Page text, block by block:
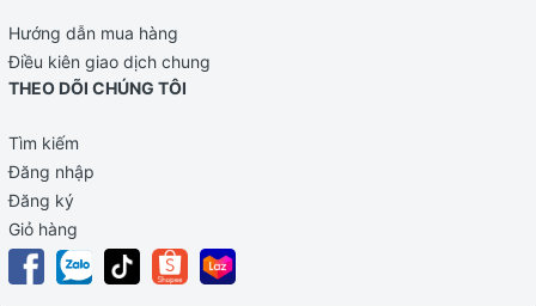
Hướng dẫn mua hàng
Điều kiên giao dịch chung
THEO DÕI CHÚNG TÔI
Tìm kiếm
Đăng nhập
Đăng ký
Giỏ hàng